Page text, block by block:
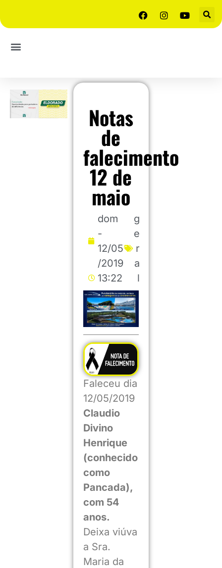
Notas
de
falecimento
12 de
maio
dom
-
12/05
/2019
13:22
g
e
r
a
l
Faleceu dia
12/05/2019
Claudio
Divino
Henrique
(conhecido
como
Pancada),
com 54
anos.
Deixa viúva
a Sra.
Maria da